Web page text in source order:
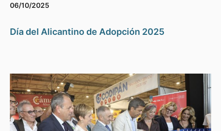
06/10/2025
Día del Alicantino de Adopción 2025